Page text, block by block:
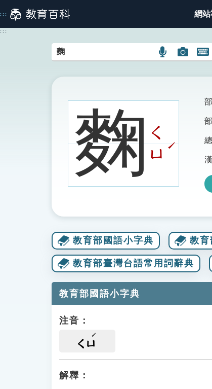
到
主
::: 網
:::
語
搜
圖
圖
搜
開
鍵
圖
麴ㄑ
ㄩ
ˊ
教育部國語小字典 教育
教育部臺灣台語常用詞辭典
教育部國語小字典
注音：
ㄑㄩ
解釋：